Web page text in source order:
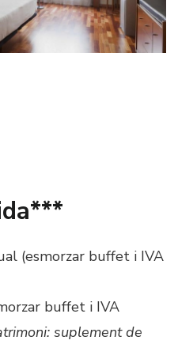
(esmorzar buffet i IVA
buffet i IVA
suplement de